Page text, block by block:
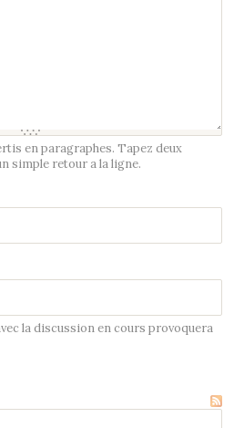
en paragraphes. Tapez deux
simple retour a la ligne.
la discussion en cours provoquera